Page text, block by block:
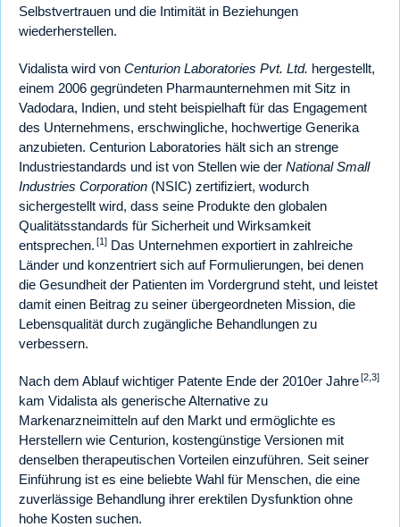
Selbstvertrauen und die Intimität in Beziehungen
wiederherstellen.
Vidalista wird von Centurion Laboratories Pvt. Ltd. hergestellt,
einem 2006 gegründeten Pharmaunternehmen mit Sitz in
Vadodara, Indien, und steht beispielhaft für das Engagement
des Unternehmens, erschwingliche, hochwertige Generika
anzubieten. Centurion Laboratories hält sich an strenge
Industriestandards und ist von Stellen wie der National Small
Industries Corporation (NSIC) zertifiziert, wodurch
sichergestellt wird, dass seine Produkte den globalen
Qualitätsstandards für Sicherheit und Wirksamkeit
entsprechen. [1] Das Unternehmen exportiert in zahlreiche
Länder und konzentriert sich auf Formulierungen, bei denen
die Gesundheit der Patienten im Vordergrund steht, und leistet
damit einen Beitrag zu seiner übergeordneten Mission, die
Lebensqualität durch zugängliche Behandlungen zu
verbessern.
Nach dem Ablauf wichtiger Patente Ende der 2010er Jahre[2,3]
kam Vidalista als generische Alternative zu
Markenarzneimitteln auf den Markt und ermöglichte es
Herstellern wie Centurion, kostengünstige Versionen mit
denselben therapeutischen Vorteilen einzuführen. Seit seiner
Einführung ist es eine beliebte Wahl für Menschen, die eine
zuverlässige Behandlung ihrer erektilen Dysfunktion ohne
hohe Kosten suchen.